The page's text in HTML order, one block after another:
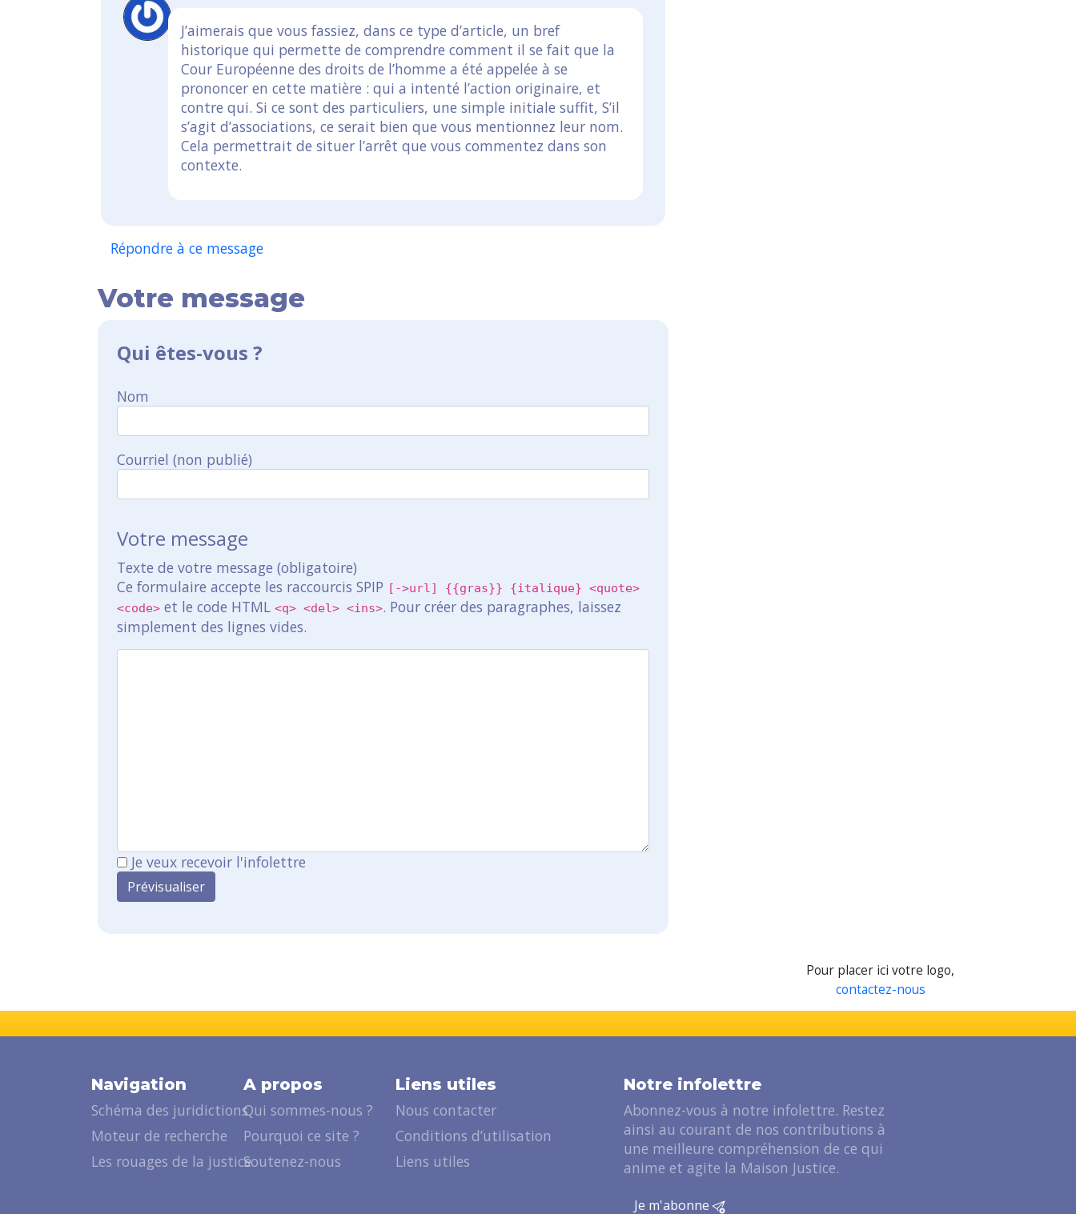
J’aimerais que vous fassiez, dans ce type d’article, un bref
historique qui permette de comprendre comment il se fait que la
Cour Européenne des droits de l’homme a été appelée à se
prononcer en cette matière : qui a intenté l’action originaire, et
contre qui. Si ce sont des particuliers, une simple initiale suffit, S’il
s’agit d’associations, ce serait bien que vous mentionnez leur nom.
Cela permettrait de situer l’arrêt que vous commentez dans son
contexte.
Répondre à ce message
Votre message
Qui êtes-vous ?
Nom
Courriel (non publié)
Votre message
Texte de votre message (obligatoire)
Ce formulaire accepte les raccourcis SPIP [->url] {{gras}} {italique} <quote>
<code> et le code HTML <q> <del> <ins>. Pour créer des paragraphes, laissez
simplement des lignes vides.
Je veux recevoir l'infolettre
Pour placer ici votre logo,
contactez-nous
Navigation
Schéma des juridictions
Moteur de recherche
Les rouages de la justice
A propos
Qui sommes-nous ?
Pourquoi ce site ?
Soutenez-nous
Liens utiles
Nous contacter
Conditions d’utilisation
Liens utiles
Notre infolettre
Abonnez-vous à notre infolettre. Restez
ainsi au courant de nos contributions à
une meilleure compréhension de ce qui
anime et agite la Maison Justice.
Je m'abonne